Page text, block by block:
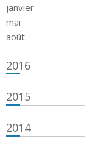
janvier
mai
août
2016
2015
2014